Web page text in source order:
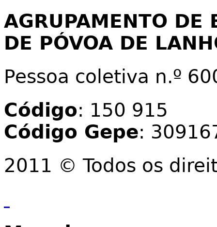
AGRUPAMENTO DE
DE PÓVOA DE
Pessoa coletiva n.º
Código: 150 915
Código Gepe:
2011 © Todos os